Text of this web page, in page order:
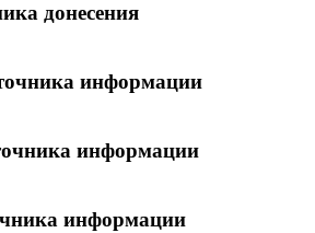
донесения
информации
информации
информации